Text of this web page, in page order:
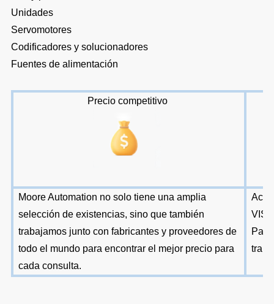
Unidades
Servomotores
Codificadores y solucionadores
Fuentes de alimentación
Precio competitivo
Moore Automation no solo tiene una amplia
selección de existencias, sino que también
trabajamos junto con fabricantes y proveedores de
todo el mundo para encontrar el mejor precio para
cada consulta.